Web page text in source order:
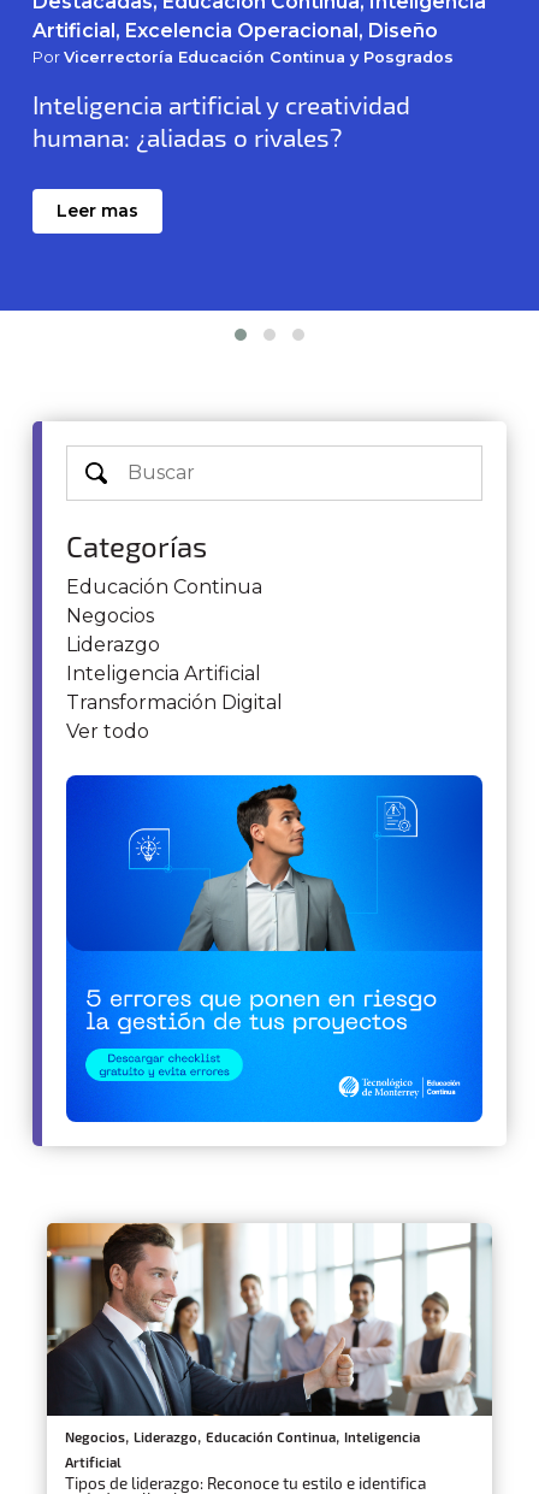
Artificial, Excelencia Operacional, Diseño
Por Vicerrectoría Educación Continua y Posgrados
Inteligencia artificial y creatividad
humana: ¿aliadas o rivales?
Leer mas
Categorías
Educación Continua
Negocios
Liderazgo
Inteligencia Artificial
Transformación Digital
Ver todo
Negocios, Liderazgo, Educación Continua, Inteligencia
Artificial
Tipos de liderazgo: Reconoce tu estilo e identifica